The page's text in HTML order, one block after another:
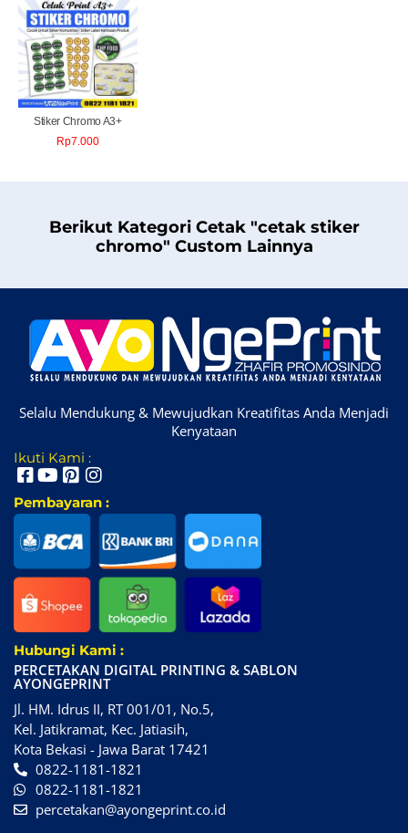
Stiker Chromo A3+
Rp7.000
Berikut Kategori Cetak "cetak stiker
chromo" Custom Lainnya
Selalu Mendukung & Mewujudkan Kreatifitas Anda Menjadi
Kenyataan
Ikuti Kami :
Pembayaran :
Hubungi Kami :
PERCETAKAN DIGITAL PRINTING & SABLON
AYONGEPRINT
Jl. HM. Idrus II, RT 001/01, No.5,
Kel. Jatikramat, Kec. Jatiasih,
Kota Bekasi - Jawa Barat 17421
0822-1181-1821
0822-1181-1821
percetakan@ayongeprint.co.id